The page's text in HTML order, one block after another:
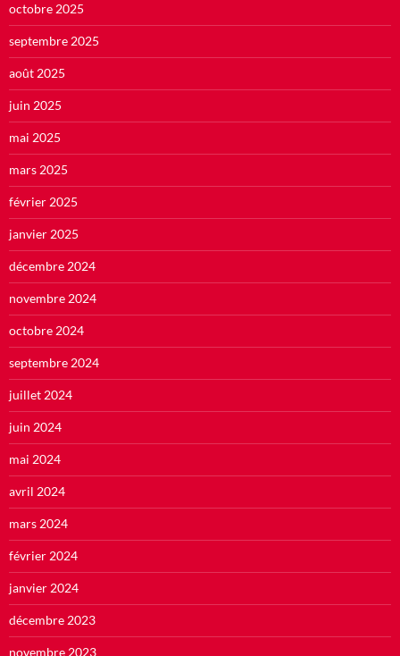
octobre 2025
septembre 2025
août 2025
juin 2025
mai 2025
mars 2025
février 2025
janvier 2025
décembre 2024
novembre 2024
octobre 2024
septembre 2024
juillet 2024
juin 2024
mai 2024
avril 2024
mars 2024
février 2024
janvier 2024
décembre 2023
novembre 2023